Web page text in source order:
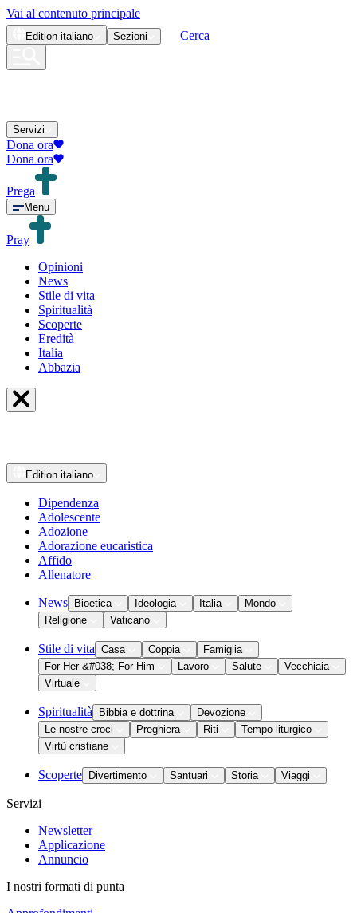
Vai al contenuto principale
Edition italiano Sezioni Cerca
Servizi
Dona ora
Dona ora
Prega
Menu
Pray
Opinioni
News
Stile di vita
Spiritualità
Scoperte
Eredità
Italia
Abbazia
Edition italiano
Dipendenza
Adolescente
Adozione
Adorazione eucaristica
Affido
Allenatore
News Bioetica Ideologia Italia
Mondo
Religione
Vaticano
Stile di vita Casa Coppia
Famiglia
For Her &#038; For Him
Lavoro Salute
Vecchiaia
Virtuale
Spiritualità Bibbia e dottrina
Devozione
Le nostre croci
Preghiera Riti
Tempo liturgico
Virtù cristiane
Scoperte Divertimento Santuari Storia Viaggi
Servizi
Newsletter
Applicazione
Annuncio
I nostri formati di punta